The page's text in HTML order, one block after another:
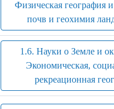
Физическая география
почв и геохимия
1.6. Науки о Земле и
Экономическая,
рекреационная